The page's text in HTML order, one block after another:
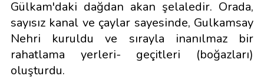
Gülkam'daki dağdan akan şelaledir. Orada,
sayısız kanal ve çaylar sayesinde, Gulkamsay
Nehri kuruldu ve sırayla inanılmaz bir
rahatlama yerleri- geçitleri (boğazları)
oluşturdu.